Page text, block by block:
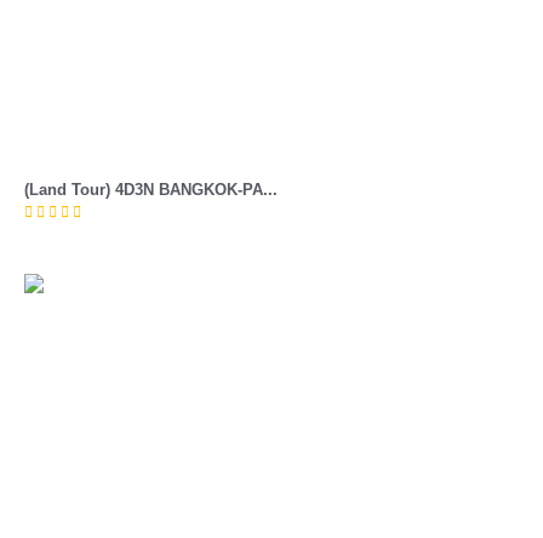
(Land Tour) 4D3N BANGKOK-PA...
    